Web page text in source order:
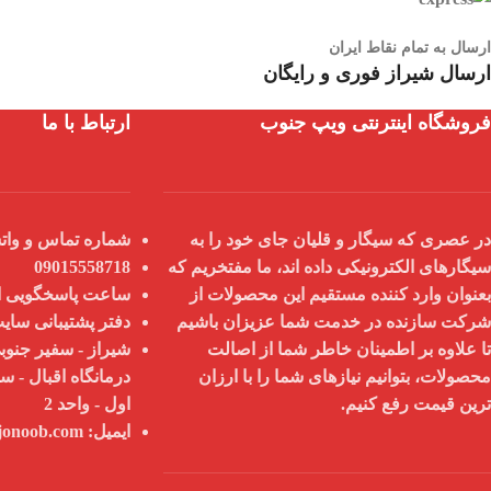
ارسال به تمام نقاط ایران
ارسال شیراز فوری و رایگان
فروشگاه اینترنتی ویپ جنوب
در عصری که سیگار و قلیان جای خود را به
سیگارهای الکترونیکی داده اند، ما مفتخریم که
بعنوان وارد کننده مستقیم این محصولات از
شرکت سازنده در خدمت شما عزیزان باشیم
تا علاوه بر اطمینان خاطر شما از
اصالت
محصولات، بتوانیم نیازهای شما را با ارزان
ترین قیمت رفع کنیم.
ارتباط با ما
شماره تماس و
09015558718
ساعت پاسخگویی از 9 صبح تا
دفتر پشتیبانی
شیراز - سفیر
درمانگاه اقبال -
اول - واحد 2
ایمیل: